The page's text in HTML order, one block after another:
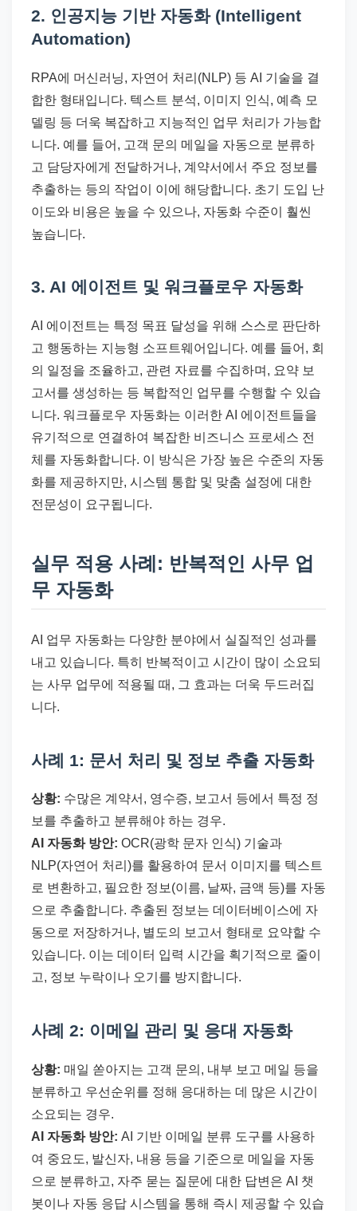
2. 인공지능 기반 자동화 (Intelligent
Automation)
RPA에 머신러닝, 자연어 처리(NLP) 등 AI 기술을 결
합한 형태입니다. 텍스트 분석, 이미지 인식, 예측 모
델링 등 더욱 복잡하고 지능적인 업무 처리가 가능합
니다. 예를 들어, 고객 문의 메일을 자동으로 분류하
고 담당자에게 전달하거나, 계약서에서 주요 정보를
추출하는 등의 작업이 이에 해당합니다. 초기 도입 난
이도와 비용은 높을 수 있으나, 자동화 수준이 훨씬
높습니다.
3. AI 에이전트 및 워크플로우 자동화
AI 에이전트는 특정 목표 달성을 위해 스스로 판단하
고 행동하는 지능형 소프트웨어입니다. 예를 들어, 회
의 일정을 조율하고, 관련 자료를 수집하며, 요약 보
고서를 생성하는 등 복합적인 업무를 수행할 수 있습
니다. 워크플로우 자동화는 이러한 AI 에이전트들을
유기적으로 연결하여 복잡한 비즈니스 프로세스 전
체를 자동화합니다. 이 방식은 가장 높은 수준의 자동
화를 제공하지만, 시스템 통합 및 맞춤 설정에 대한
전문성이 요구됩니다.
실무 적용 사례: 반복적인 사무 업
무 자동화
AI 업무 자동화는 다양한 분야에서 실질적인 성과를
내고 있습니다. 특히 반복적이고 시간이 많이 소요되
는 사무 업무에 적용될 때, 그 효과는 더욱 두드러집
니다.
사례 1: 문서 처리 및 정보 추출 자동화
상황: 수많은 계약서, 영수증, 보고서 등에서 특정 정
보를 추출하고 분류해야 하는 경우.
AI 자동화 방안: OCR(광학 문자 인식) 기술과
NLP(자연어 처리)를 활용하여 문서 이미지를 텍스트
로 변환하고, 필요한 정보(이름, 날짜, 금액 등)를 자동
으로 추출합니다. 추출된 정보는 데이터베이스에 자
동으로 저장하거나, 별도의 보고서 형태로 요약할 수
있습니다. 이는 데이터 입력 시간을 획기적으로 줄이
고, 정보 누락이나 오기를 방지합니다.
사례 2: 이메일 관리 및 응대 자동화
상황: 매일 쏟아지는 고객 문의, 내부 보고 메일 등을
분류하고 우선순위를 정해 응대하는 데 많은 시간이
소요되는 경우.
AI 자동화 방안: AI 기반 이메일 분류 도구를 사용하
여 중요도, 발신자, 내용 등을 기준으로 메일을 자동
으로 분류하고, 자주 묻는 질문에 대한 답변은 AI 챗
봇이나 자동 응답 시스템을 통해 즉시 제공할 수 있습